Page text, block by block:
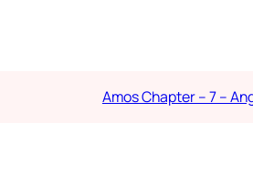
Amos Chapter – 7 –